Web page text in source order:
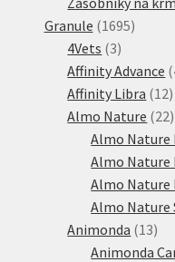
Granule 16951695
4Vets 33
produkty
Affinity Advance
Affinity Libra 1212
Almo Nature 2222
Almo Nature
Almo
Almo
Almo Nature
Animonda 1313
Animonda